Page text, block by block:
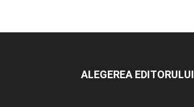
ALEGEREA EDITORULUI